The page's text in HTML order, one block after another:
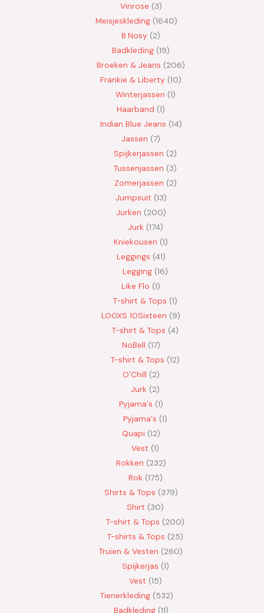
Vinrose 3
Meisjeskleding 1640
B.Nosy
2
Badkleding 19
Broeken & Jeans
206
Frankie & Liberty 10
Winterjassen 1
Haarband 1
Indian Blue Jeans 14
Jassen 7
Spijkerjassen
2
Tussenjassen
3
Zomerjassen 2
Jumpsuit 13
Jurken 200
Jurk 174
Kniekousen 1
Leggings 41
Legging 16
Like Flo 1
T-shirt & Tops 1
LOOXS 10Sixteen
9
T-shirt & Tops 4
NoBell 17
T-shirt & Tops 12
O'Chill 2
Jurk 2
Pyjama's 1
Pyjama's 1
Quapi 12
Vest 1
Rokken 232
Rok 175
Shirts & Tops 379
Shirt
30
T-shirt & Tops
200
T-shirts & Tops
25
Truien & Vesten
260
Spijkerjas 1
Vest 15
Tienerkleding 532
Badkleding 11